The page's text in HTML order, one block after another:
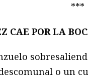
***
CAE POR LA
o un